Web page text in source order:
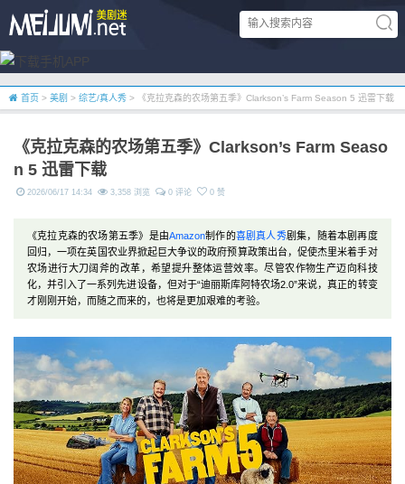
首页 > 美剧 > 综艺/真人秀 > 《克拉克森的农场第五季》Clarkson’s Farm Season 5 迅雷下载
《克拉克森的农场第五季》Clarkson’s Farm Seaso
n 5 迅雷下载
2026/06/17 14:34 3,358 浏览 0 评论 0 赞
《克拉克森的农场第五季》是由Amazon制作的喜剧真人秀剧集，随着本剧再度
回归，一项在英国农业界掀起巨大争议的政府预算政策出台，促使杰里米着手对
农场进行大刀阔斧的改革，希望提升整体运营效率。尽管农作物生产迈向科技
化，并引入了一系列先进设备，但对于“迪丽斯库阿特农场2.0”来说，真正的转变
才刚刚开始，而随之而来的，也将是更加艰难的考验。